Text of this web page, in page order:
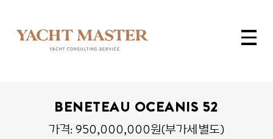
BENETEAU OCEANIS 52
가격: 950,000,000원(부가세별도)